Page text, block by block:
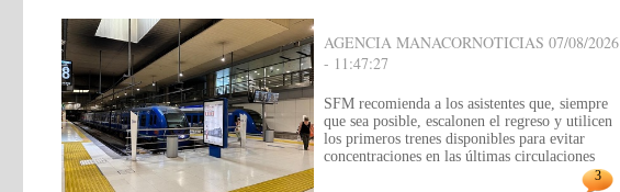
AGENCIA MANACORNOTICIAS 07/08/2026
- 11:47:27
SFM recomienda a los asistentes que, siempre
que sea posible, escalonen el regreso y utilicen
los primeros trenes disponibles para evitar
concentraciones en las últimas circulaciones
3